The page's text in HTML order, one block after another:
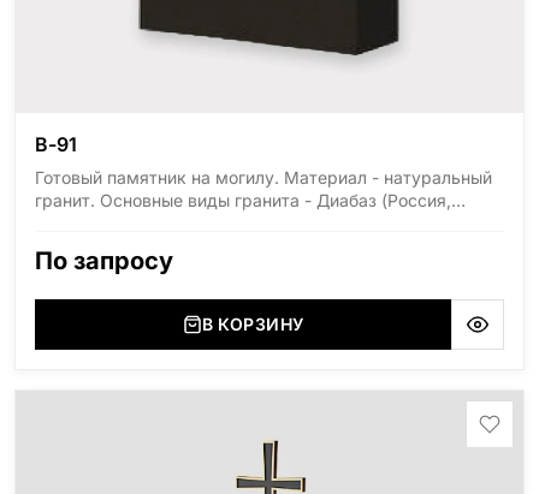
В-91
Готовый памятник на могилу. Материал - натуральный
гранит. Основные виды гранита - Диабаз (Россия,
(Украина, Житомерская область), Лабродарит
(Украина, Житомерская область), Сюксюансаари
(Россия, Карелия), Амфиболит (Россия, Мурманская
минимальные стандартные размеры: Стела: 80x40x5
По запросу
В КОРЗИНУ